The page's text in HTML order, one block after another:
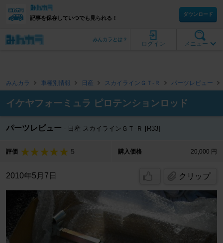
記事を保存していつでも見られる！
ダウンロード
メニュー
ログイン
みんカラとは？
みんカラ 車種別情報 日産 スカイラインＧＴ‐Ｒ パーツレビュー
イケヤフォーミュラ ピロテンションロッド
パーツレビュー 日産 スカイラインＧＴ‐Ｒ [R33]
評価 5 購入価格 20,000 円
2010年5月7日 クリップ